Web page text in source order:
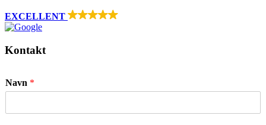
EXCELLENT
Kontakt
Navn *